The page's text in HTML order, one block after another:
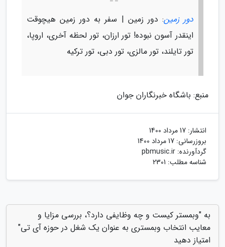
دور زمین: دور زمین | سفر به دور زمین هیچوقت
اینقدر آسون نبوده! تور ارزان، تور لحظه آخری، اروپا،
تور تایلند، تور مالزی، تور دبی، تور ترکیه
منبع: باشگاه خبرنگاران جوان
انتشار: 17 مرداد 1400
بروزرسانی: 17 مرداد 1400
گردآورنده: pbmusic.ir
شناسه مطلب: 2301
به "وبمستر کیست و چه وظایفی دارد؟، بررسی مزایا و
معایب انتخاب وبمستری به عنوان یک شغل در حوزه آی تی"
امتیاز دهید